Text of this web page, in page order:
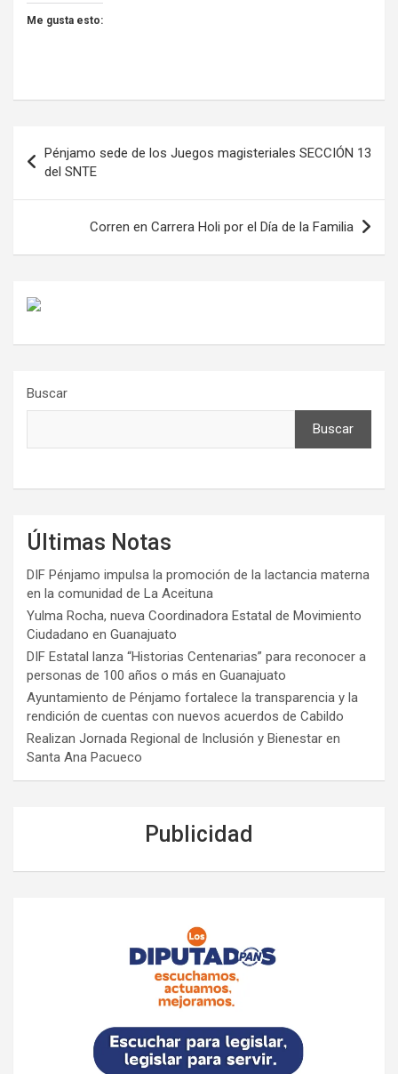
Me gusta esto:
de
entradas
Pénjamo sede de los Juegos magisteriales SECCIÓN 13
del SNTE
Corren en Carrera Holi por el Día de la Familia
Buscar
Buscar
Últimas Notas
DIF Pénjamo impulsa la promoción de la lactancia materna
en la comunidad de La Aceituna
Yulma Rocha, nueva Coordinadora Estatal de Movimiento
Ciudadano en Guanajuato
DIF Estatal lanza “Historias Centenarias” para reconocer a
personas de 100 años o más en Guanajuato
Ayuntamiento de Pénjamo fortalece la transparencia y la
rendición de cuentas con nuevos acuerdos de Cabildo
Realizan Jornada Regional de Inclusión y Bienestar en
Santa Ana Pacueco
Publicidad